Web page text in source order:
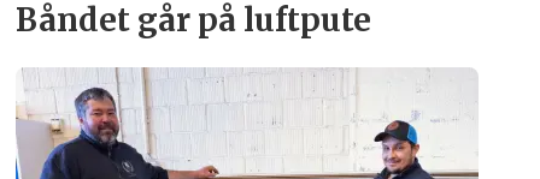
Båndet går på luftpute